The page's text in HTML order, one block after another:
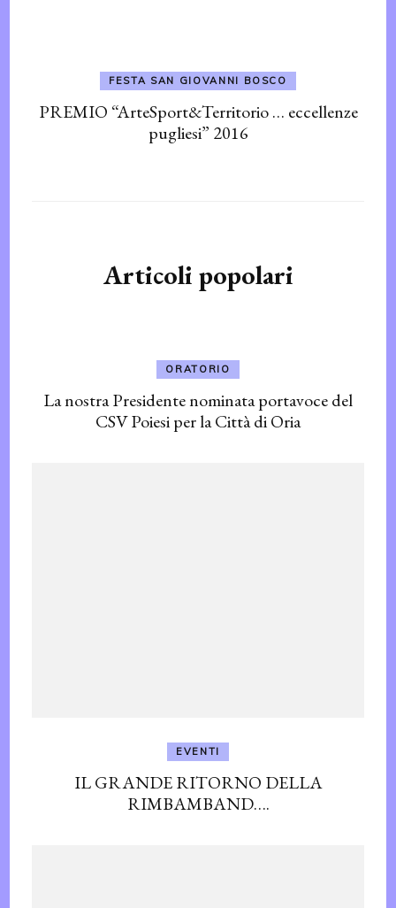
FESTA SAN GIOVANNI BOSCO
PREMIO “ArteSport&Territorio … eccellenze
pugliesi” 2016
Articoli popolari
ORATORIO
La nostra Presidente nominata portavoce del
CSV Poiesi per la Città di Oria
EVENTI
IL GRANDE RITORNO DELLA
RIMBAMBAND….